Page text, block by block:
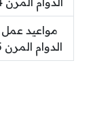
مواعيد عمل
الدوام المرن 5